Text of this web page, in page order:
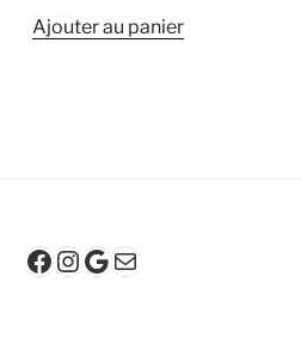
Ajouter au panier
Facebook
Instagram
Google
E-mail